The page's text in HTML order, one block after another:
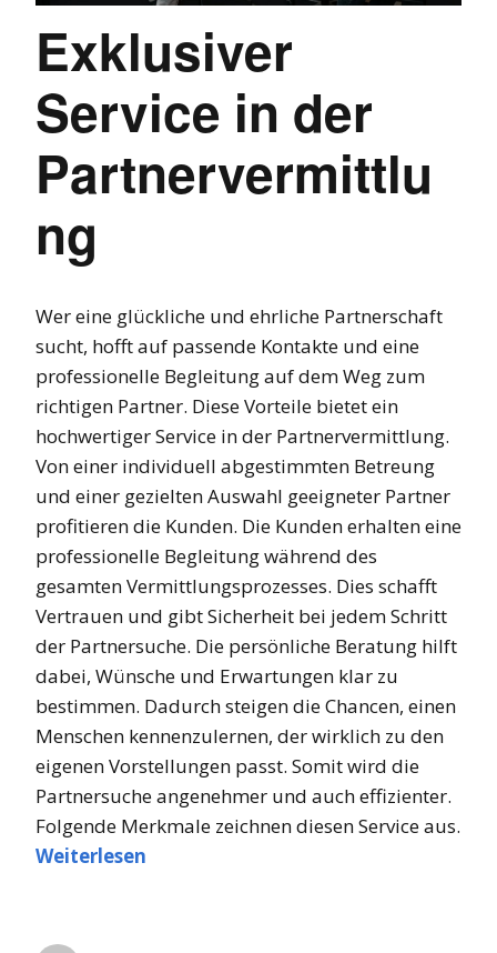
Exklusiver
Service in der
Partnervermittlu
ng
Wer eine glückliche und ehrliche Partnerschaft
sucht, hofft auf passende Kontakte und eine
professionelle Begleitung auf dem Weg zum
richtigen Partner. Diese Vorteile bietet ein
hochwertiger Service in der Partnervermittlung.
Von einer individuell abgestimmten Betreung
und einer gezielten Auswahl geeigneter Partner
profitieren die Kunden. Die Kunden erhalten eine
professionelle Begleitung während des
gesamten Vermittlungsprozesses. Dies schafft
Vertrauen und gibt Sicherheit bei jedem Schritt
der Partnersuche. Die persönliche Beratung hilft
dabei, Wünsche und Erwartungen klar zu
bestimmen. Dadurch steigen die Chancen, einen
Menschen kennenzulernen, der wirklich zu den
eigenen Vorstellungen passt. Somit wird die
Partnersuche angenehmer und auch effizienter.
Folgende Merkmale zeichnen diesen Service aus.
Weiterlesen